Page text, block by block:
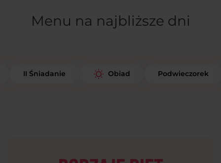
Menu na najbliższe dni
II Śniadanie Obiad Podwieczorek